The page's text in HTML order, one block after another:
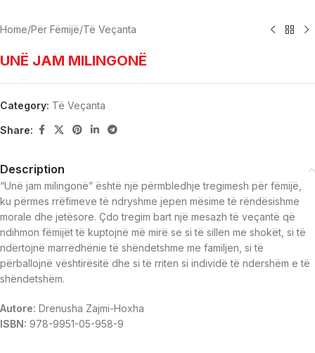
Home/Për Fëmijë/Të Veçanta
UNË JAM MILINGONË
Category: Të Veçanta
Share:
Description
“Unë jam milingonë” është një përmbledhje tregimesh për fëmijë,
ku përmes rrëfimeve të ndryshme jepen mësime të rëndësishme
morale dhe jetësore. Çdo tregim bart një mesazh të veçantë që
ndihmon fëmijët të kuptojnë më mirë se si të sillen me shokët, si të
ndërtojnë marrëdhënie të shëndetshme me familjen, si të
përballojnë vështirësitë dhe si të rriten si individë të ndershëm e të
shëndetshëm.
Autore: Drenusha Zajmi-Hoxha
ISBN: 978-9951-05-958-9